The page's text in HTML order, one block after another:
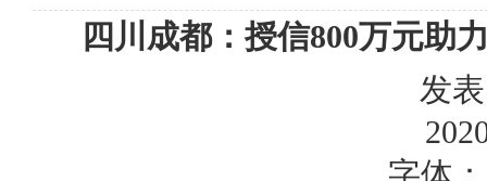
四川成都：授信800万元助
发